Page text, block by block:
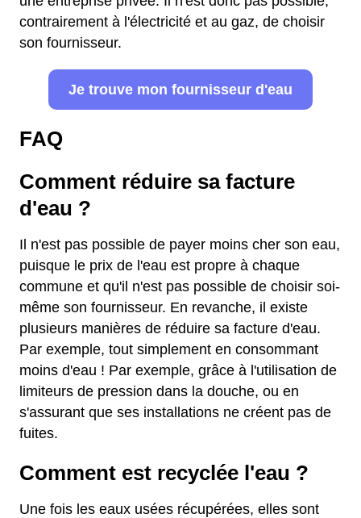
contrairement à l'électricité et au gaz, de choisir
son fournisseur.
Je trouve mon fournisseur d'eau
FAQ
Comment réduire sa facture
d'eau ?
Il n'est pas possible de payer moins cher son eau,
puisque le prix de l'eau est propre à chaque
commune et qu'il n'est pas possible de choisir soi-
même son fournisseur. En revanche, il existe
plusieurs manières de réduire sa facture d'eau.
Par exemple, tout simplement en consommant
moins d'eau ! Par exemple, grâce à l'utilisation de
limiteurs de pression dans la douche, ou en
s'assurant que ses installations ne créent pas de
fuites.
Comment est recyclée l'eau ?
Une fois les eaux usées récupérées, elles sont